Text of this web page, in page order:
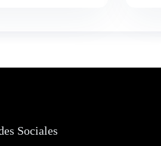
Sociales